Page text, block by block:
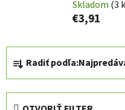
Skladom (3
€3,91
R
a
d
Radiť podľa: